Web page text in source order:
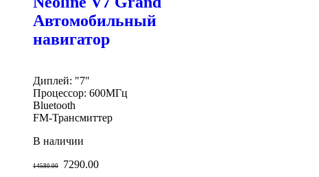
Автомобильный
навигатор
Диплей: "7"
Процессор: 600МГц
Bluetooth
FM-Трансмиттер
В наличии
14580.00 7290.00